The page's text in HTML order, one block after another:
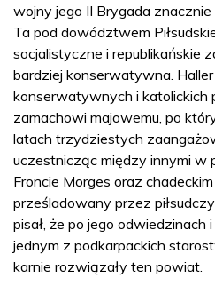
wojny jego II Brygada znacznie
Ta pod dowództwem
socjalistyczne i republikańskie
bardziej konserwatywna.
konserwatywnych i katolickich
zamachowi majowemu, po
latach trzydziestych
uczestnicząc między innymi w
Froncie Morges oraz
prześladowany przez
pisał, że po jego odwiedzinach
jednym z podkarpackich
karnie rozwiązały ten powiat.